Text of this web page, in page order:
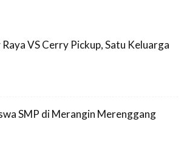
VS Cerry Pickup, Satu Keluarga
SMP di Merangin Merenggang